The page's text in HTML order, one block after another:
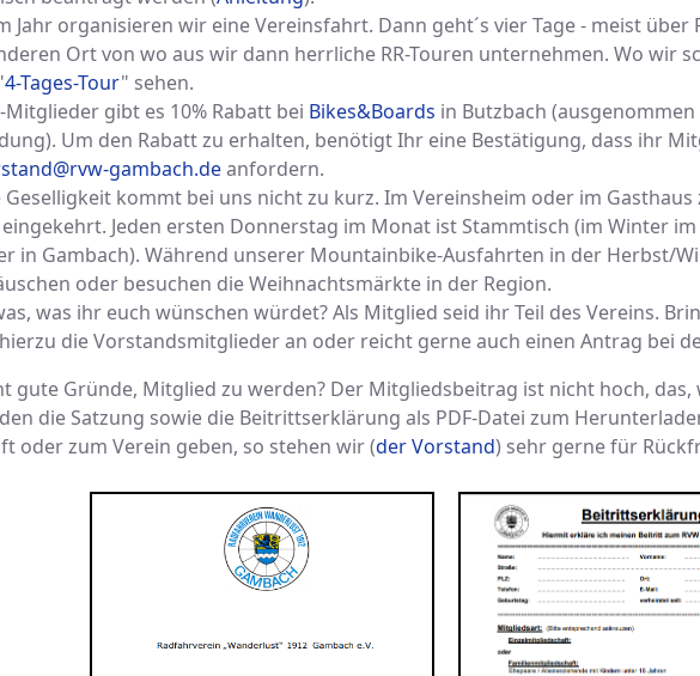
Jahr organisieren wir eine Vereinsfahrt. Dann geht´s vier Tage - meist
Ort von wo aus wir dann herrliche RR-Touren unternehmen. Wo wir
4-Tages-Tour" sehen.
Mitglieder gibt es 10% Rabatt bei Bikes&Boards in Butzbach
Um den Rabatt zu erhalten, benötigt Ihr eine Bestätigung, dass ihr
gambach.deanfordern.
Geselligkeit kommt bei uns nicht zu kurz. Im Vereinsheim oder im
Jeden ersten Donnerstag im Monat ist Stammtisch (im Winter
in Gambach). Während unserer Mountainbike-Ausfahrten in der Herbst/
oder besuchen die Weihnachtsmärkte in der Region.
was ihr euch wünschen würdet? Als Mitglied seid ihr Teil des Vereins.
die Vorstandsmitglieder an oder reicht gerne auch einen Antrag bei
gute Gründe, Mitglied zu werden? Der Mitgliedsbeitrag ist nicht hoch,
die Satzung sowie die Beitrittserklärung als PDF-Datei zum
oder zum Verein geben, so stehen wir (der Vorstand) sehr gerne für